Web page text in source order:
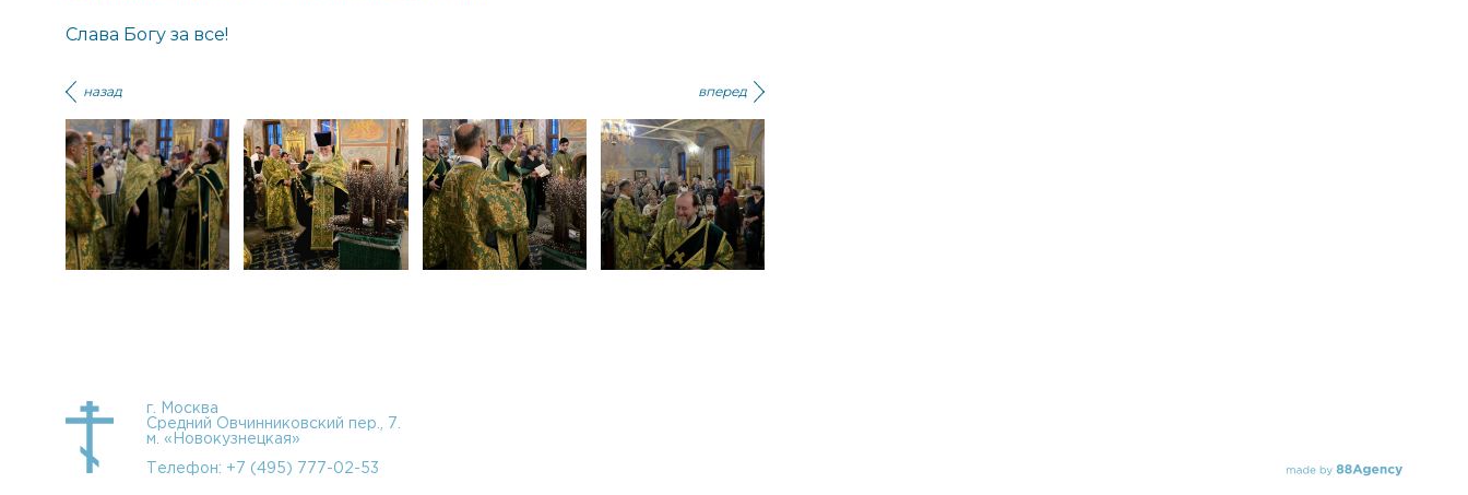
Слава Богу за все!
назад вперед
г. Москва
Средний Овчинниковский пер., 7.
м. «Новокузнецкая»
Телефон: +7 (495) 777-02-53